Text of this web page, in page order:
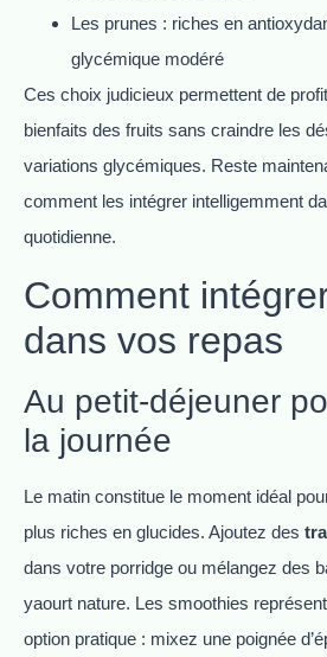
Les prunes : riches en
glycémique modéré
Ces choix judicieux permettent de
bienfaits des fruits sans craindre les
variations glycémiques. Reste
comment les intégrer intelligemment
quotidienne.
Comment
dans vos repas
Au petit-déjeuner
la journée
Le matin constitue le moment idéal
plus riches en glucides. Ajoutez des
dans votre porridge ou mélangez des
yaourt nature. Les smoothies
option pratique : mixez une poignée